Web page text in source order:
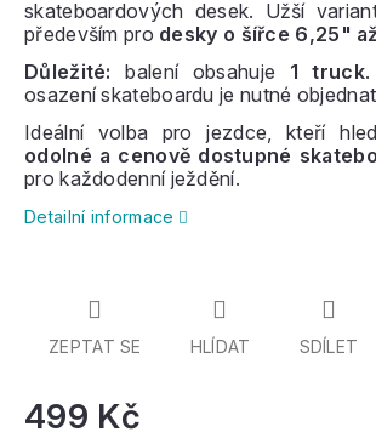
499 Kč
skateboardových desek. Užší
především pro desky o šířce 6,25"
Důležité: balení obsahuje 1 truck.
osazení skateboardu je nutné objednat
Ideální volba pro jezdce, kteří
odolné a cenově dostupné
pro každodenní ježdění.
Detailní informace
ZEPTAT SE HLÍDAT SDÍLET